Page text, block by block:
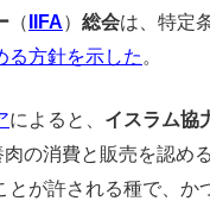
（ IIFA） 総会は、特定
る方針を示した 。
によると、 イスラム協
の消費と販売を認め
とが許される種で、か